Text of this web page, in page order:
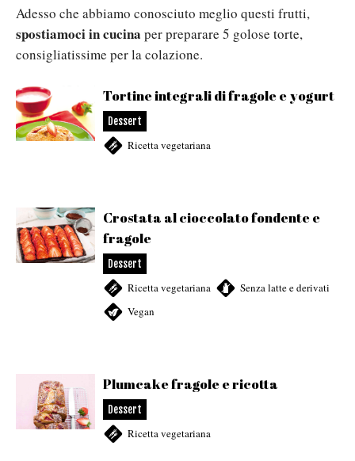
Adesso che abbiamo conosciuto meglio questi frutti,
spostiamoci in cucina per preparare 5 golose torte,
consigliatissime per la colazione.
Tortine integrali di fragole e yogurt
Dessert
Ricetta vegetariana
Crostata al cioccolato fondente e
fragole
Dessert
Ricetta vegetariana Senza latte e derivati
Vegan
Plumcake fragole e ricotta
Dessert
Ricetta vegetariana